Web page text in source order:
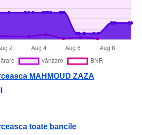
MAHMOUD ZAZA
toate bancile